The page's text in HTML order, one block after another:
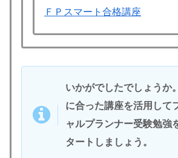
ＦＰスマート合格講座
いかがでしたでしょうか
に合った講座を活用して
ャルプランナー受験勉強
タートしましょう。